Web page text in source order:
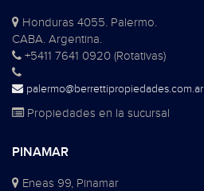
Honduras 4055. Palermo.
CABA. Argentina.
+5411 7641 0920 (Rotativas)
palermo@berrettipropiedades.com.ar
Propiedades en la sucursal
PINAMAR
Eneas 99, Pinamar